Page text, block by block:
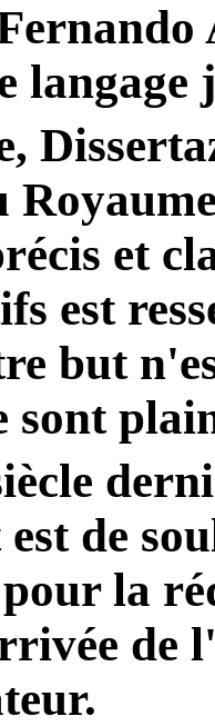
et
est
but
sont
de
la
de